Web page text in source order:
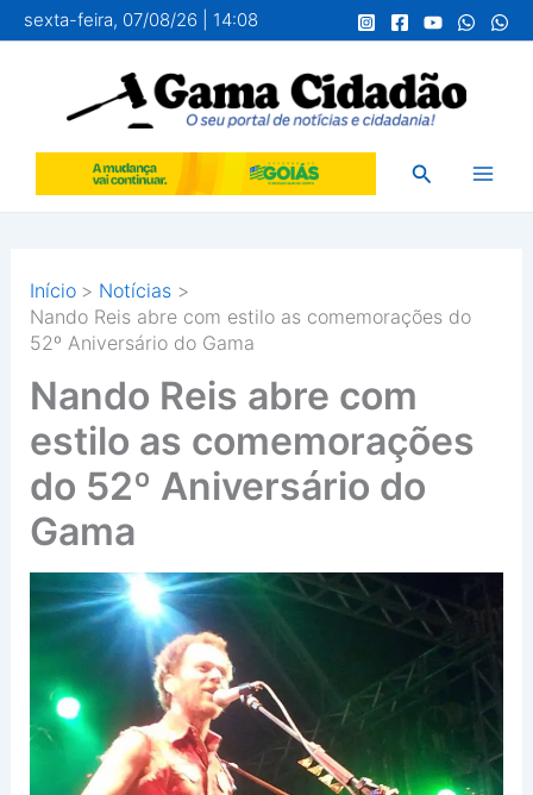
para
conteúdo
sexta-feira, 07/08/26 | 14:08
Pesquisar
Início
Notícias
Nando Reis abre com estilo as comemorações do
52º Aniversário do Gama
Nando Reis abre com
estilo as comemorações
do 52º Aniversário do
Gama